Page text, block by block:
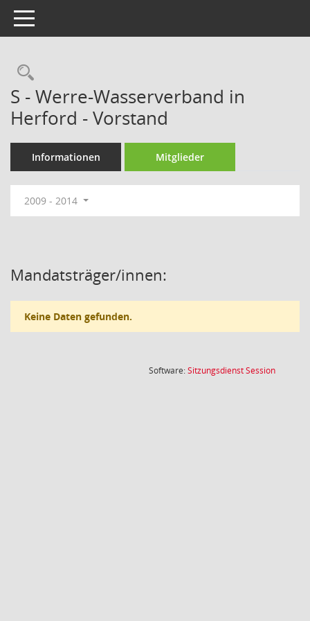
Toggle navigation
Rechercheauswahl
S - Werre-Wasserverband in
Herford - Vorstand
Informationen Mitglieder
2009 - 2014
Mandatsträger/innen:
Keine Daten gefunden.
Software:SitzungsdienstSession(Wird in